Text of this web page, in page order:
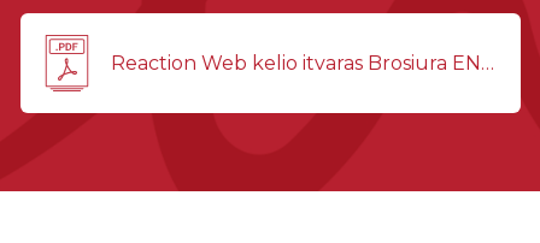
Reaction Web kelio itvaras Brosiura EN(1).pdf